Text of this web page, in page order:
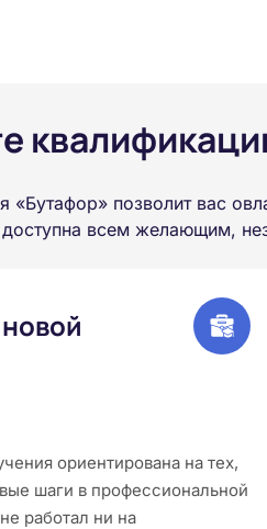
«Бутафор» позволит вас
всем желающим,
ориентирована на тех,
шаги в профессиональной
работал ни на